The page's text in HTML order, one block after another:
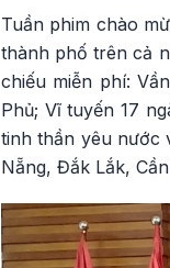
Tuần phim chào
thành phố trên cả
chiếu miễn phí:
Phủ; Vĩ tuyến 17
tinh thần yêu nước
Nẵng, Đắk Lắk,